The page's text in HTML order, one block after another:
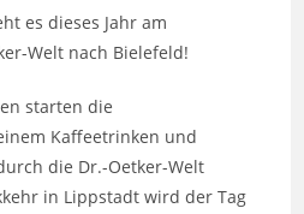
es dieses Jahr am
Welt nach Bielefeld!
starten die
Kaffeetrinken und
die Dr.-Oetker-Welt
in Lippstadt wird der Tag